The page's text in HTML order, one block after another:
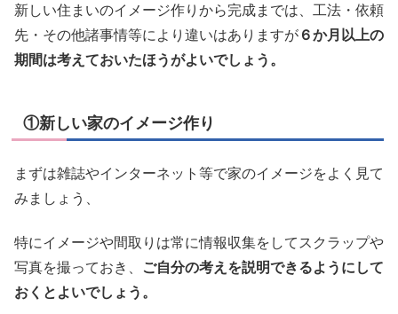
新しい住まいのイメージ作りから完成までは、工法・依頼
先・その他諸事情等により違いはありますが ６か月以上の
期間は考えておいたほうがよいでしょう。
①新しい家のイメージ作り
まずは雑誌やインターネット等で家のイメージをよく見て
みましょう、
特にイメージや間取りは常に情報収集をしてスクラップや
写真を撮っておき、
ご自分の考えを説明できるようにして
おくとよいでしょう。